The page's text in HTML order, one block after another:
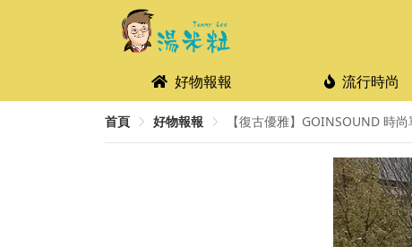
好物報報 流行時尚
首頁 好物報報 【復古優雅】GOINSOUND 時